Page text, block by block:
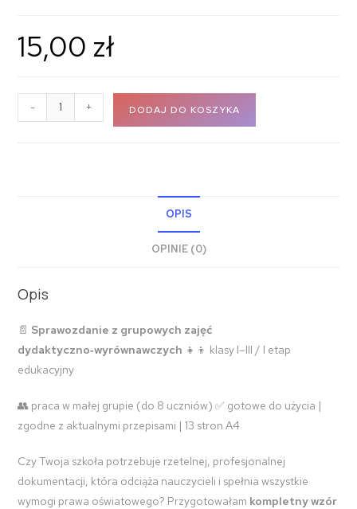
15,00 zł
- + DODAJ DO KOSZYKA
OPIS
OPINIE (0)
Opis
📄 Sprawozdanie z grupowych zajęć
dydaktyczno‑wyrównawczych 👧👦 klasy I–III / I etap
edukacyjny
👥 praca w małej grupie (do 8 uczniów) ✅ gotowe do użycia |
zgodne z aktualnymi przepisami | 13 stron A4
Czy Twoja szkoła potrzebuje rzetelnej, profesjonalnej
dokumentacji, która odciąża nauczycieli i spełnia wszystkie
wymogi prawa oświatowego? Przygotowałam kompletny wzór